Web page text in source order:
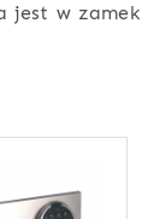
jest w